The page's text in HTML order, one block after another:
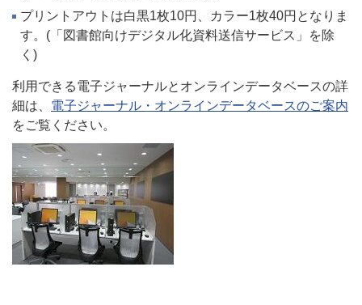
プリントアウトは白黒1枚10円、カラー1枚40円となりま
す。(「図書館向けデジタル化資料送信サービス」を除
く)
利用できる電子ジャーナルとオンラインデータベースの詳
細は、 電子ジャーナル・オンラインデータベースのご案内
をご覧ください。